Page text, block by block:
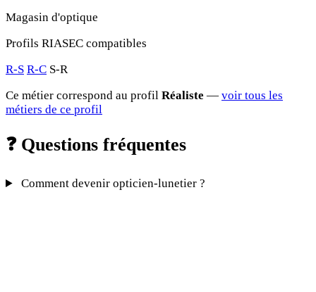
Magasin d'optique
Profils RIASEC compatibles
R-S R-C S-R
Ce métier correspond au profil Réaliste — voir tous les
métiers de ce profil
❓Questions fréquentes
Comment devenir opticien-lunetier ?